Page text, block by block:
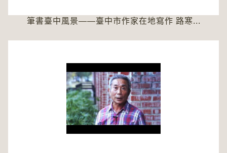
筆書臺中風景――臺中市作家在地寫作 路寒...